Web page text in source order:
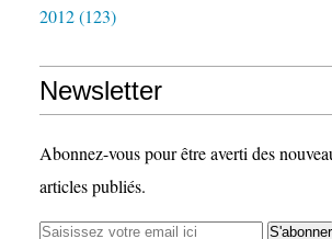
2012(123)
Newsletter
Abonnez-vous pour être averti des
articles publiés.